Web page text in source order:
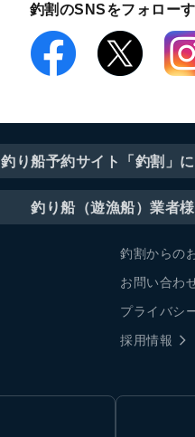
釣割のSNSをフォロー
釣り船予約サイト「釣割」
釣り船（遊漁船）業者
釣割からの
お問い合わ
プライバシ
採用情報